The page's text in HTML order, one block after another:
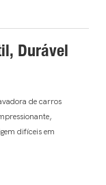
Durável
de carros
difíceis em